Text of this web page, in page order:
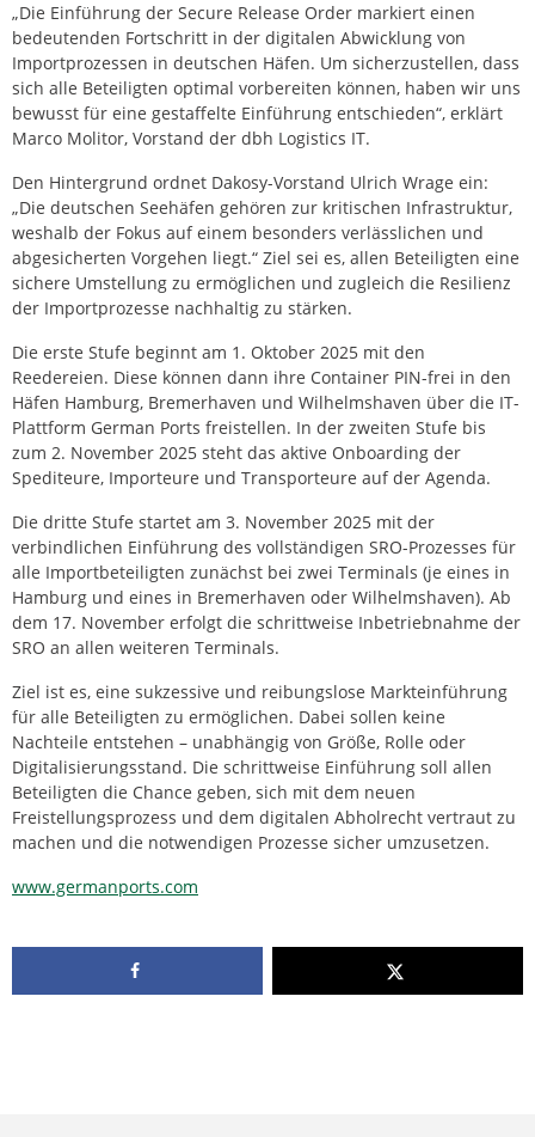
„Die Einführung der Secure Release Order markiert einen
bedeutenden Fortschritt in der digitalen Abwicklung von
Importprozessen in deutschen Häfen. Um sicherzustellen, dass
sich alle Beteiligten optimal vorbereiten können, haben wir uns
bewusst für eine gestaffelte Einführung entschieden“, erklärt
Marco Molitor, Vorstand der dbh Logistics IT.
Den Hintergrund ordnet Dakosy-Vorstand Ulrich Wrage ein:
„Die deutschen Seehäfen gehören zur kritischen Infrastruktur,
weshalb der Fokus auf einem besonders verlässlichen und
abgesicherten Vorgehen liegt.“ Ziel sei es, allen Beteiligten eine
sichere Umstellung zu ermöglichen und zugleich die Resilienz
der Importprozesse nachhaltig zu stärken.
Die erste Stufe beginnt am 1. Oktober 2025 mit den
Reedereien. Diese können dann ihre Container PIN-frei in den
Häfen Hamburg, Bremerhaven und Wilhelmshaven über die IT-
Plattform German Ports freistellen. In der zweiten Stufe bis
zum 2. November 2025 steht das aktive Onboarding der
Spediteure, Importeure und Transporteure auf der Agenda.
Die dritte Stufe startet am 3. November 2025 mit der
verbindlichen Einführung des vollständigen SRO-Prozesses für
alle Importbeteiligten zunächst bei zwei Terminals (je eines in
Hamburg und eines in Bremerhaven oder Wilhelmshaven). Ab
dem 17. November erfolgt die schrittweise Inbetriebnahme der
SRO an allen weiteren Terminals.
Ziel ist es, eine sukzessive und reibungslose Markteinführung
für alle Beteiligten zu ermöglichen. Dabei sollen keine
Nachteile entstehen – unabhängig von Größe, Rolle oder
Digitalisierungsstand. Die schrittweise Einführung soll allen
Beteiligten die Chance geben, sich mit dem neuen
Freistellungsprozess und dem digitalen Abholrecht vertraut zu
machen und die notwendigen Prozesse sicher umzusetzen.
www.germanports.com